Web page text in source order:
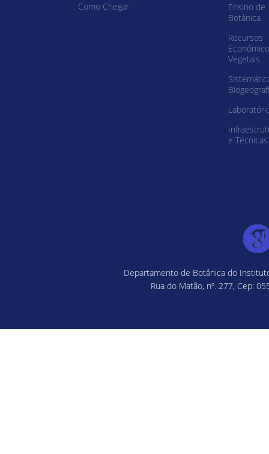
Como Chegar
Ensino de
Botânica
Recursos
Vegetais
e Técnicas
Departamento de Botânica do
Rua do Matão, nº. 277, Cep: